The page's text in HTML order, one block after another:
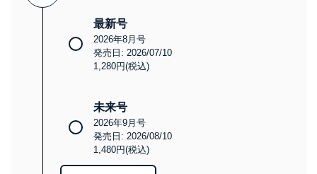
最新号
2026年8月号
発売日: 2026/07/10
1,280円(税込)
未来号
2026年9月号
発売日: 2026/08/10
1,480円(税込)